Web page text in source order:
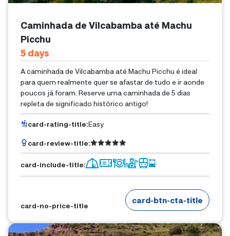
Caminhada de Vilcabamba até Machu
Picchu
5 Days
A caminhada de Vilcabamba até Machu Picchu é ideal
para quem realmente quer se afastar de tudo e ir aonde
poucos já foram. Reserve uma caminhada de 5 dias
repleta de significado histórico antigo!
card-rating-title:Easy
card-review-title:
card-include-title:
card-no-price-title
card-btn-cta-title